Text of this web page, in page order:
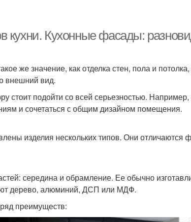
кухни. Кухонные фасады:
же значение, как отделка стен, пола и
внешний вид.
стоит подойти со всей серьезностью.
и сочетаться с общим дизайном помещения.
изделия нескольких типов. Они отличаются
середина и обрамление. Ее обычно
дерево, алюминий, ДСП или МДФ.
преимуществ: